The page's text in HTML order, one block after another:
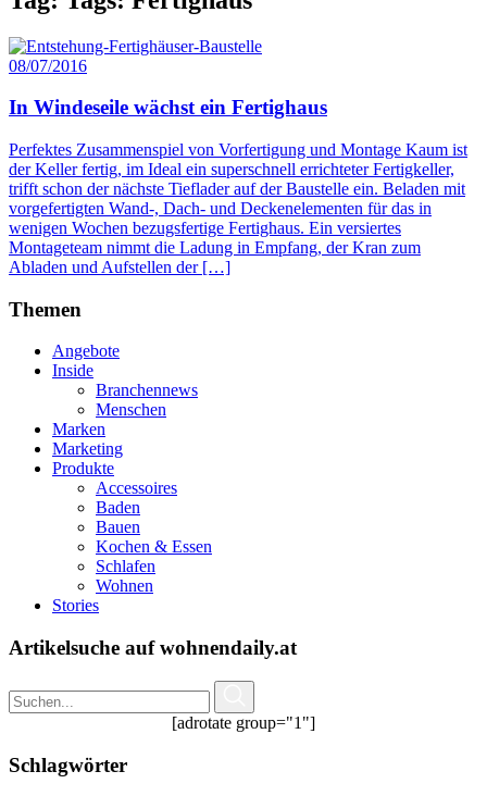
08/07/2016
In Windeseile wächst ein Fertighaus
Perfektes Zusammenspiel von Vorfertigung und Montage Kaum ist
der Keller fertig, im Ideal ein superschnell errichteter Fertigkeller,
trifft schon der nächste Tieflader auf der Baustelle ein. Beladen mit
vorgefertigten Wand-, Dach- und Deckenelementen für das in
wenigen Wochen bezugsfertige Fertighaus. Ein versiertes
Montageteam nimmt die Ladung in Empfang, der Kran zum
Abladen und Aufstellen der […]
Themen
Angebote
Inside
Branchennews
Menschen
Marken
Marketing
Produkte
Accessoires
Baden
Bauen
Kochen & Essen
Schlafen
Wohnen
Stories
Artikelsuche auf wohnendaily.at
[adrotate group="1"]
Schlagwörter